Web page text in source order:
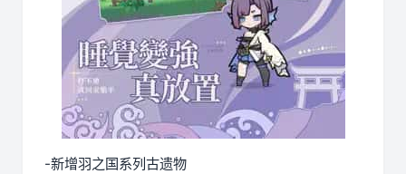
-新增羽之国系列古遗物